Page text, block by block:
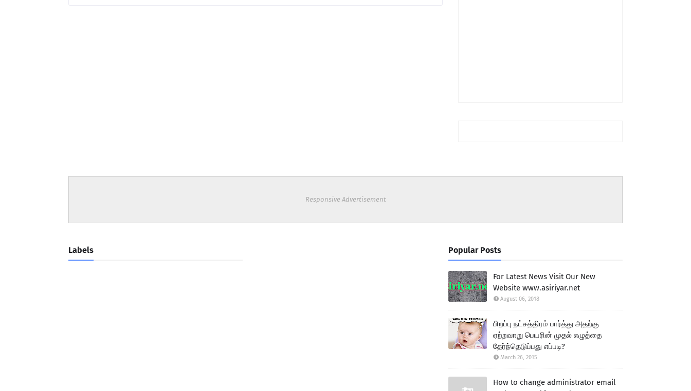
Responsive Advertisement
Labels Popular Posts
For Latest News Visit Our New
Website www.asiriyar.net
August 06, 2018
பிறப்பு நட்சத்திரம் பார்த்து அதற்கு
ஏற்றவாறு பெயரின் முதல் எழுத்தை
தேர்ந்தெடுப்பது எப்படி?
March 26, 2015
How to change administrator email